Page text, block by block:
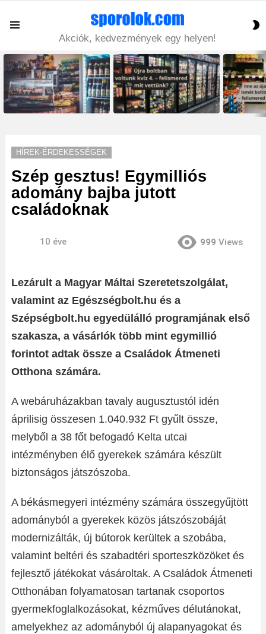
Akciók, kedvezmények egy helyen!
LATEST
STORIES
HÍREK-ÉRDEKESSÉGEK
Szép gesztus! Egymilliós
adomány bajba jutott
családoknak
10 éve 999 Views
Lezárult a Magyar Máltai Szeretetszolgálat,
valamint az Egészségbolt.hu és a
Szépségbolt.hu egyedülálló programjának első
szakasza, a vásárlók több mint egymillió
forintot adtak össze a Családok Átmeneti
Otthona számára.
A webáruházakban tavaly augusztustól idén
áprilisig összesen 1.040.932 Ft gyűlt össze,
melyből a 38 főt befogadó Kelta utcai
intézményben élő gyerekek számára készült
biztonságos játszószoba.
A békásmegyeri intézmény számára összegyűjtött
adományból a gyerekek közös játszószobáját
modernizálták, új bútorok kerültek a szobába,
valamint beltéri és szabadtéri sporteszközöket és
fejlesztő játékokat vásároltak. A Családok Átmeneti
Otthonában folyamatosan tartanak csoportos
gyermekfoglalkozásokat, kézműves délutánokat,
amelyekhez az adományból új alapanyagokat és